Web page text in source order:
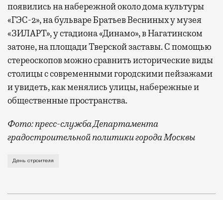
появились на набережной около дома культуры
«ГЭС-2», на бульваре Братьев Весниных у музея
«ЗИЛАРТ», у стадиона «Динамо», в Нагатинском
затоне, на площади Тверской заставы. С помощью
стереоскопов можно сравнить исторические виды
столицы с современными городскими пейзажами
и увидеть, как менялись улицы, набережные и
общественные пространства.
Фото: пресс-служба Департамента
градостроительной политики города Москвы
В этом году профессиональный праздник День
День строителя